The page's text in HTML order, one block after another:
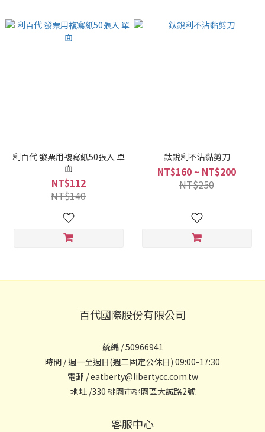
利百代 發票用複寫紙50張入 單
面
NT$112
NT$140
鈦銳利不沾黏剪刀
NT$160 ~ NT$200
NT$250
百代國際股份有限公司
統編 / 50966941
時間 / 週一至週日(週二固定公休日) 09:00-17:30
電郵 / eatberty@libertycc.com.tw
地址 /330 桃園市桃園區大誠路2號
客服中心